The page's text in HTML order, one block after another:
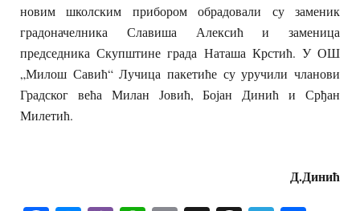
новим школским прибором обрадовали су заменик
градоначелника Славиша Алексић и заменица
председника Скупштине града Наташа Крстић. У ОШ
„Милош Савић“ Лучица пакетиће су уручили чланови
Градског већа Милан Јовић, Бојан Динић и Срђан
Милетић.
Д.Динић